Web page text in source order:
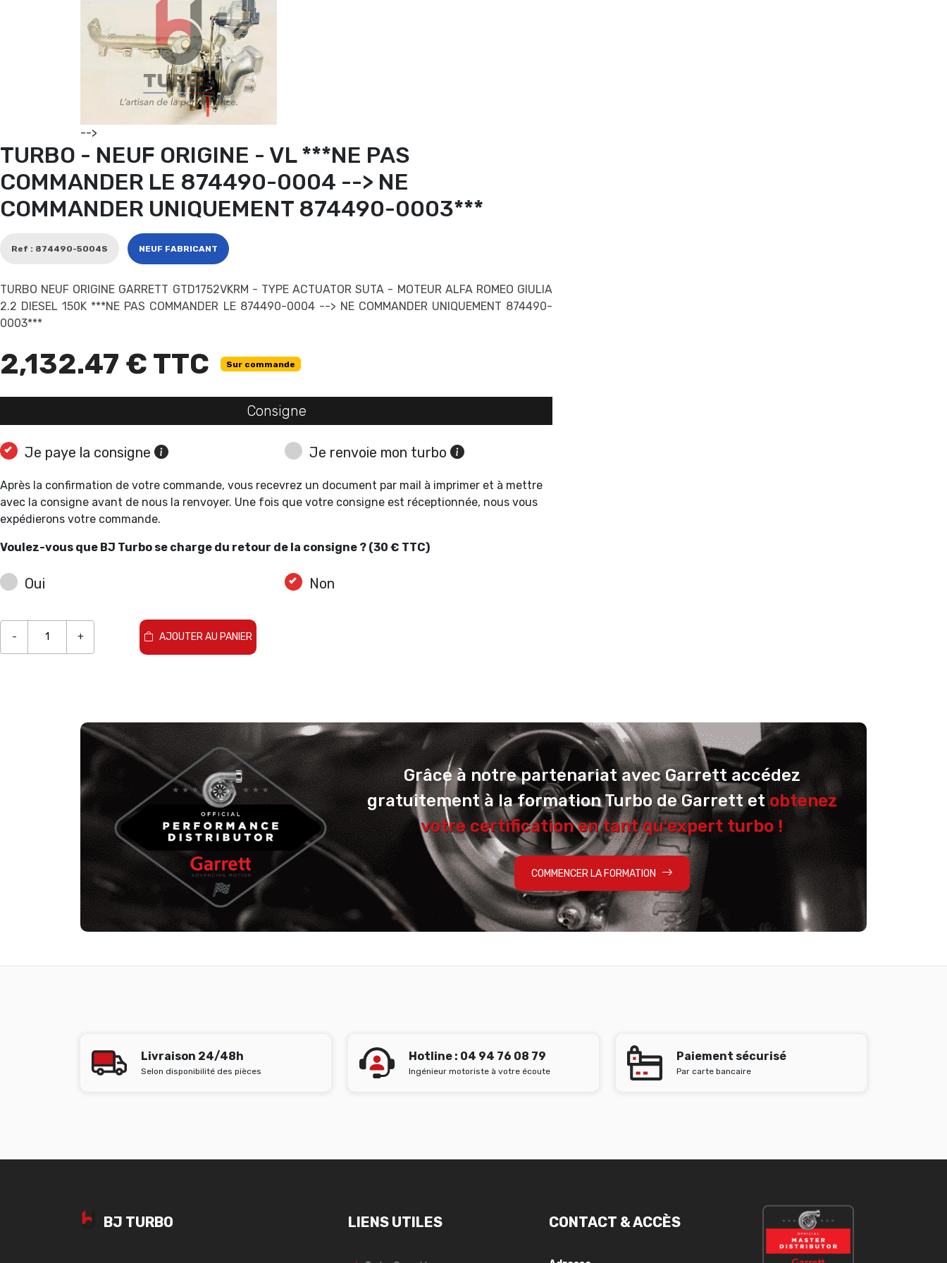
-->
TURBO - NEUF ORIGINE - VL ***NE PAS
COMMANDER LE 874490-0004 --> NE
COMMANDER UNIQUEMENT 874490-0003***
Ref : 874490-5004S NEUF FABRICANT
TURBO NEUF ORIGINE GARRETT GTD1752VKRM - TYPE ACTUATOR SUTA - MOTEUR ALFA ROMEO GIULIA
2.2 DIESEL 150K ***NE PAS COMMANDER LE 874490-0004 --> NE COMMANDER UNIQUEMENT 874490-
0003***
2,132.47 € TTC Sur commande
Consigne
Je paye la consigne Je renvoie mon turbo
Après la confirmation de votre commande, vous recevrez un document par mail à imprimer et à mettre
avec la consigne avant de nous la renvoyer. Une fois que votre consigne est réceptionnée, nous vous
expédierons votre commande.
Voulez-vous que BJ Turbo se charge du retour de la consigne ? (30 € TTC)
Oui Non
- + AJOUTER AU PANIER
Grâce à notre partenariat avec Garrett accédez
gratuitement à la formation Turbo de Garrett etobtenez
votre certification en tant qu'expert turbo !
COMMENCER LA FORMATION
Livraison 24/48h
Selon disponibilité des pièces
Hotline : 04 94 76 08 79
Ingénieur motoriste à votre écoute
Paiement sécurisé
Par carte bancaire
BJ TURBO LIENS UTILES CONTACT & ACCÈS